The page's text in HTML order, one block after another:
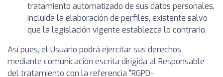
tratamiento automatizado de sus datos personales,
incluida la elaboración de perfiles, existente salvo
que la legislación vigente establezca lo contrario.
Así pues, el Usuario podrá ejercitar sus derechos
mediante comunicación escrita dirigida al Responsable
del tratamiento con la referencia "RGPD-